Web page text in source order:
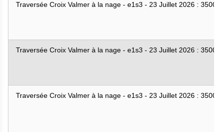
Traversée Croix Valmer à la nage - e1s3 - 23 Juillet 2026 : 3500m
Traversée Croix Valmer à la nage - e1s3 - 23 Juillet 2026 : 3500m
Traversée Croix Valmer à la nage - e1s3 - 23 Juillet 2026 : 3500m